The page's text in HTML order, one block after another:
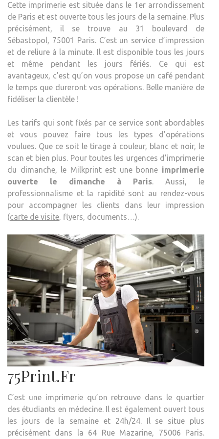
Cette imprimerie est située dans le 1er arrondissement
de Paris et est ouverte tous les jours de la semaine. Plus
précisément, il se trouve au 31 boulevard de
Sébastopol, 75001 Paris. C’est un service d’impression
et de reliure à la minute. Il est disponible tous les jours
et même pendant les jours fériés. Ce qui est
avantageux, c’est qu’on vous propose un café pendant
le temps que dureront vos opérations. Belle manière de
fidéliser la clientèle !
Les tarifs qui sont fixés par ce service sont abordables
et vous pouvez faire tous les types d’opérations
voulues. Que ce soit le tirage à couleur, blanc et noir, le
scan et bien plus. Pour toutes les urgences d’imprimerie
du dimanche, le Milkprint est une bonne imprimerie
ouverte le dimanche à Paris. Aussi, le
professionnalisme et la rapidité sont au rendez-vous
pour accompagner les clients dans leur impression
(carte de visite, flyers, documents…).
75Print.Fr
C’est une imprimerie qu’on retrouve dans le quartier
des étudiants en médecine. Il est également ouvert tous
les jours de la semaine et 24h/24. Il se situe plus
précisément dans la 64 Rue Mazarine, 75006 Paris.